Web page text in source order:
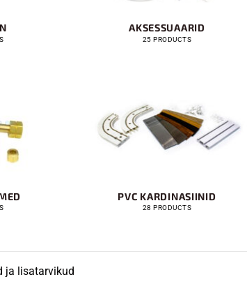
AKSESSUAARID
25 PRODUCTS
PVC KARDINASIINID
28 PRODUCTS
ja lisatarvikud